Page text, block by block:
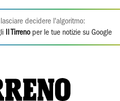
lasciare decidere l'algoritmo:
Il Tirrenoper le tue notizie su Google